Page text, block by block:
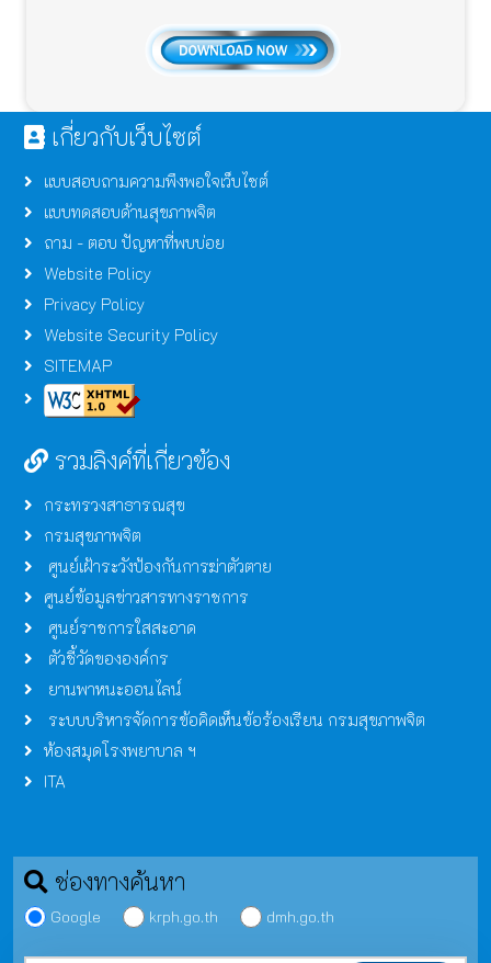
เกี่ยวกับเว็บไซต์
แบบสอบถามความพึงพอใจเว็บไซต์
แบบทดสอบด้านสุขภาพจิต
ถาม - ตอบ ปัญหาที่พบบ่อย
Website Policy
Privacy Policy
Website Security Policy
SITEMAP
รวมลิงค์ที่เกี่ยวข้อง
กระทรวงสาธารณสุข
กรมสุขภาพจิต
ศูนย์เฝ้าระวังป้องกันการฆ่าตัวตาย
ศูนย์ข้อมูลข่าวสารทางราชการ
ศูนย์ราชการใสสะอาด
ตัวชี้วัดขององค์กร
ยานพาหนะออนไลน์
ระบบบริหารจัดการข้อคิดเห็นข้อร้องเรียน กรมสุขภาพจิต
ห้องสมุดโรงพยาบาล ฯ
ITA
ช่องทางค้นหา
Google krph.go.th dmh.go.th